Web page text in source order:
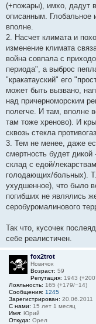
(+пожары), имхо, дадут
описанным. Глобальное
вполне.
2. Насчет климата и
изменение климата
война совпала с
периода", а выброс
"кракатауский" его
может быть вызвано,
над причерноморским
полегче. И там, вполне
там тоже хреново). И
сквозь стекла
3. Тем не менее, даже
смертность будет
склад с едой/
голодающих/больных).
ухудшенное), что было
погибших не являлись
серобуромалинового
Так что, кусочек
себе реалистичен.
fox2trot
Новичок
Возраст: 59
Репутация: 1943
Лояльность: 165 (+179/−14)
Сообщения: 1245
Зарегистрирован: 20.06.2011
С нами: 15 лет 1 месяц
Имя: Юрий
Откуда: Орел